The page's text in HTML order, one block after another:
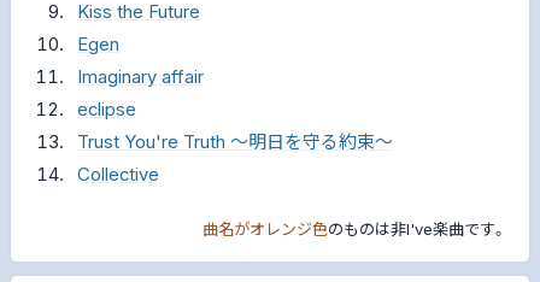
Kiss the Future
Egen
Imaginary affair
eclipse
Trust You're Truth ～明日を守る約束～
Collective
曲名がオレンジ色のものは非I've楽曲です。